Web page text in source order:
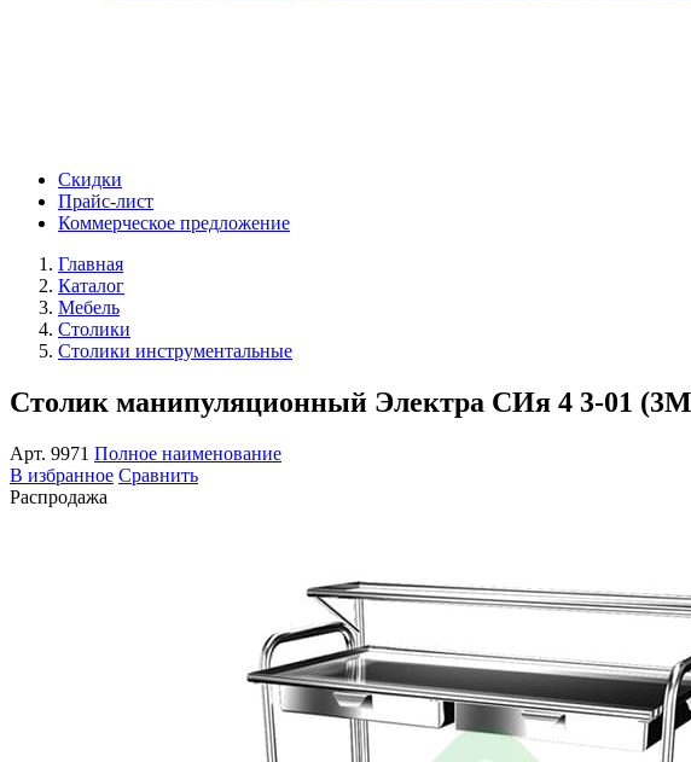
Скидки
Прайс-лист
Коммерческое предложение
Главная
Каталог
Мебель
Столики
Столики инструментальные
Столик манипуляционный Электра СИя 4 3-01
Арт. 9971 Полное наименование
В избранное Сравнить
Распродажа